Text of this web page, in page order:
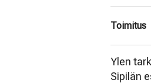
Toimitus
Ylen
Sipilän